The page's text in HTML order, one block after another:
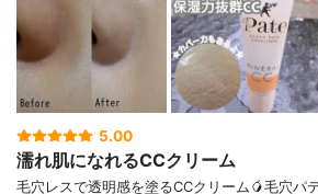
5.00
濡れ肌になれるCCクリーム
毛穴レスで透明感を塗るCCクリーム🥭毛穴パ